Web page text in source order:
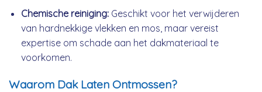
Chemische reiniging:Geschikt voor het verwijderen
van hardnekkige vlekken en mos, maar vereist
expertise om schade aan het dakmateriaal te
voorkomen.
Waarom Dak Laten Ontmossen?